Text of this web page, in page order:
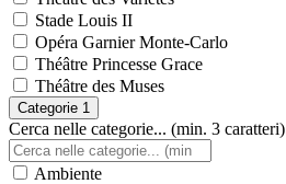
Stade Louis II
Opéra Garnier Monte-Carlo
Théâtre Princesse Grace
Théâtre des Muses
Categorie 1
Cerca nelle categorie... (min. 3 caratteri)
Ambiente